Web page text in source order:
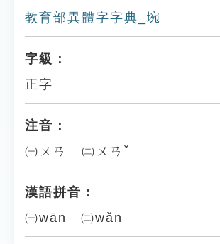
教育部異體字字典_埦
字級：
正字
注音：
㈠ㄨㄢ ㈡ㄨㄢˇ
漢語拼音：
㈠wān ㈡wǎn